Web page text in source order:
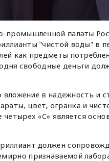
промышленной палаты
"чистой воды" в
как предметы
свободные деньги
в надежность и
цвет, огранка и
«C» является
должен
признаваемой